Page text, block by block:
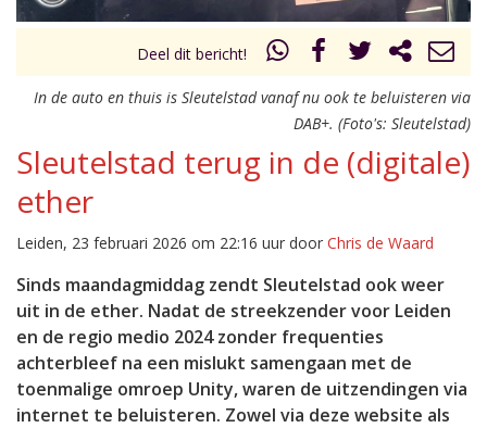
Deel dit bericht!
In de auto en thuis is Sleutelstad vanaf nu ook te beluisteren via
DAB+. (Foto's: Sleutelstad)
Sleutelstad terug in de (digitale)
ether
Leiden, 23 februari 2026 om 22:16 uur door Chris de Waard
Sinds maandagmiddag zendt Sleutelstad ook weer
uit in de ether. Nadat de streekzender voor Leiden
en de regio medio 2024 zonder frequenties
achterbleef na een mislukt samengaan met de
toenmalige omroep Unity, waren de uitzendingen via
internet te beluisteren. Zowel via deze website als